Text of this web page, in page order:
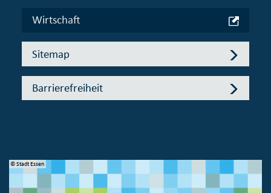
Wirtschaft
Sitemap
Barrierefreiheit
© Stadt Essen